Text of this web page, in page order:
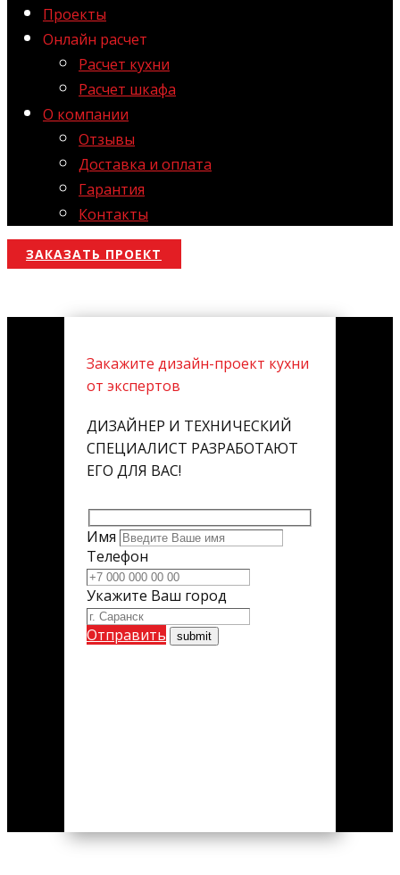
Проекты
Онлайн расчет
Расчет кухни
Расчет шкафа
О компании
Отзывы
Доставка и оплата
Гарантия
Контакты
ЗАКАЗАТЬ ПРОЕКТ
Закажите дизайн-проект кухни
от экспертов
ДИЗАЙНЕР И ТЕХНИЧЕСКИЙ
СПЕЦИАЛИСТ РАЗРАБОТАЮТ
ЕГО ДЛЯ ВАС!
Имя
Телефон
Укажите Ваш город
Отправить